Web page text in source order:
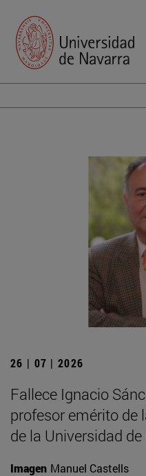
26 | 07 | 2026
Fallece Ignacio
profesor emérito de
de la Universidad
Imagen Manuel Castells